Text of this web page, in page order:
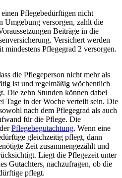
Pflegebedürftigen nicht
Umgebung versorgen, zahlt die
Beiträge in die
Versichert werden
mindestens Pflegegrad 2 versorgen.
die Pflegeperson nicht mehr als
ist und regelmäßig wöchentlich
Die zehn Stunden können dabei
Tage in der Woche verteilt sein. Die
nach dem Pflegegrad als auch
für die Pflege. Die
Pflegebegutachtung. Wenn eine
gleichzeitig pflegt, dann
Zeit zusammengezählt und
Liegt die Pflegezeit unter
Gutachters, nachzufragen, ob die
pflegt.